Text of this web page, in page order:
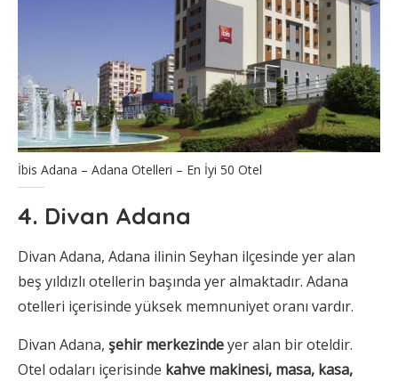
İbis Adana – Adana Otelleri – En İyi 50 Otel
4. Divan Adana
Divan Adana, Adana ilinin Seyhan ilçesinde yer alan
beş yıldızlı otellerin başında yer almaktadır. Adana
otelleri içerisinde yüksek memnuniyet oranı vardır.
Divan Adana, şehir merkezindeyer alan bir oteldir.
Otel odaları içerisinde kahve makinesi, masa, kasa,